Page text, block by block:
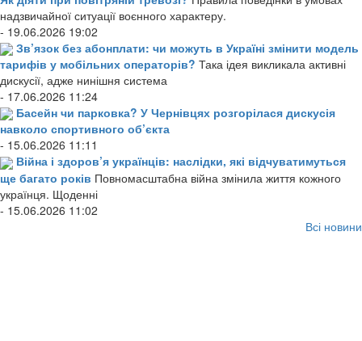
надзвичайної ситуації воєнного характеру.
- 19.06.2026 19:02
Зв’язок без абонплати: чи можуть в Україні змінити модель
тарифів у мобільних операторів? Така ідея викликала активні
дискусії, адже нинішня система
- 17.06.2026 11:24
Басейн чи парковка? У Чернівцях розгорілася дискусія
навколо спортивного об’єкта
- 15.06.2026 11:11
Війна і здоров’я українців: наслідки, які відчуватимуться
ще багато років Повномасштабна війна змінила життя кожного
українця. Щоденні
- 15.06.2026 11:02
Всі новини